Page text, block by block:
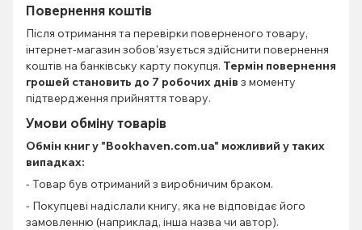
Повернення коштів
Після отримання та перевірки поверненого товару,
інтернет-магазин зобов'язується здійснити повернення
коштів на банківську карту покупця. Термін повернення
грошей становить до 7 робочих днів з моменту
підтвердження прийняття товару.
Умови обміну товарів
Обмін книгу "Bookhaven.com.ua" можливий у таких
випадках:
- Товар був отриманий з виробничим браком.
- Покупцеві надіслали книгу, яка не відповідає його
замовленню (наприклад, інша назва чи автор).